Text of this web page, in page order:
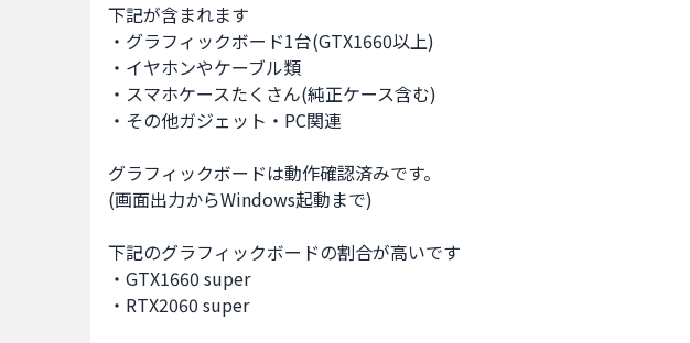
下記が含まれます
・グラフィックボード1台(GTX1660以上)
・イヤホンやケーブル類
・スマホケースたくさん(純正ケース含む)
・その他ガジェット・PC関連
グラフィックボードは動作確認済みです。
(画面出力からWindows起動まで)
下記のグラフィックボードの割合が高いです
・GTX1660 super
・RTX2060 super